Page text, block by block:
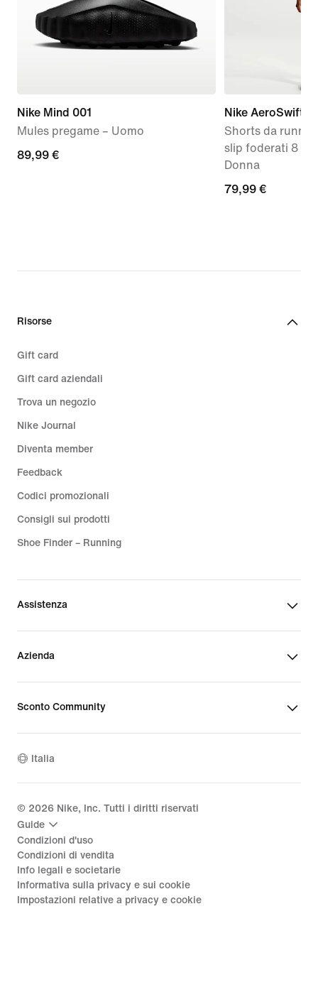
Nike Mind 001
Mules pregame – Uomo
89,99
89,99 €
Nike AeroSwift
Shorts da
slip foderati 8 cm
Donna
79,99
79,99 €
Risorse
Gift card
Gift card aziendali
Trova un negozio
Nike Journal
Diventa member
Feedback
Codici promozionali
Consigli sui prodotti
Shoe Finder – Running
Assistenza
Azienda
Sconto Community
Italia
© 2026 Nike, Inc. Tutti i diritti riservati
Guide
Condizioni d'uso
Condizioni di vendita
Info legali e societarie
Informativa sulla privacy e sui cookie
Impostazioni relative a privacy e cookie